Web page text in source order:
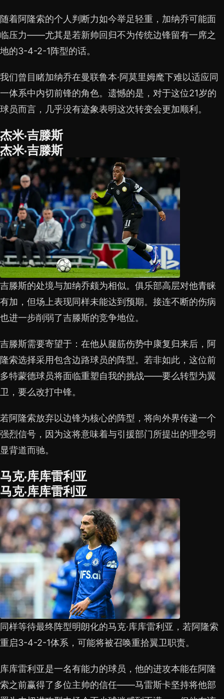
随着阿隆索的个人判断力如今举足轻重，加纳乔可能面
临压力——尤其是若新帅回归不为传统边锋留有一席之
地的3-4-2-1阵型的话。
我们曾目睹加纳乔在曼联鲁本·阿莫里姆麾下难以适应同
一体系中内切前锋的角色。遗憾的是，对于这位21岁的
球员而言，几乎没有迹象表明这次转变会更加顺利。
杰米·吉滕斯
杰米·吉滕斯
吉滕斯的处境与加纳乔颇为相似。俱乐部高层对他青睐
有加，但场上表现同样未能达到预期。接连不断的伤病
也进一步削弱了吉滕斯的竞争地位。
吉滕斯需要寄望于：在他从腿筋伤势中康复归来后，阿
隆索选择采用包含边路球员的阵型。若非如此，这位前
多特蒙德球员将面临重塑自我的挑战——要么转型为翼
卫，要么改打中锋。
若阿隆索放弃以边锋为核心的阵型，将向外界传递一个
强烈信号，因为这将意味着与引援部门所提出的理念明
显背道而驰。
马克·库库雷利亚
马克·库库雷利亚
同样等待最终阵型明朗化的马克·库库雷利亚，若阿隆索
重启3-4-2-1体系，可能将被召唤重拾翼卫职责。
库库雷利亚是一名有能力的球员，他的进攻本能在阿隆
索之前赢得了多位主帅的信任——马雷斯卡坚持将他部